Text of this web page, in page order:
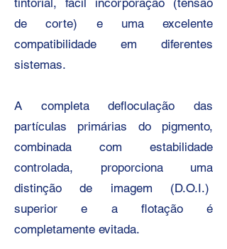
tintorial, fácil incorporação (tensão
de corte) e uma excelente
compatibilidade em diferentes
sistemas.
A completa defloculação das
partículas primárias do pigmento,
combinada com estabilidade
controlada, proporciona uma
distinção de imagem (D.O.I.)
superior e a flotação é
completamente evitada.